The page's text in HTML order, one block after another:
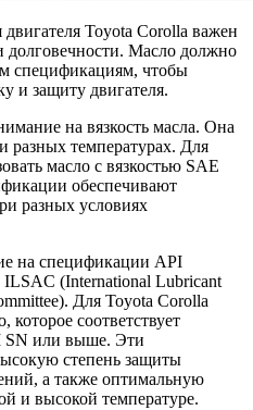
Toyota Corolla важен
долговечности. Масло должно
спецификациям, чтобы
и защиту двигателя.
на вязкость масла. Она
разных температурах. Для
масло с вязкостью SAE
обеспечивают
разных условиях
на спецификации API
ILSAC (International Lubricant
Для Toyota Corolla
которое соответствует
SN или выше. Эти
степень защиты
а также оптимальную
и высокой температуре.